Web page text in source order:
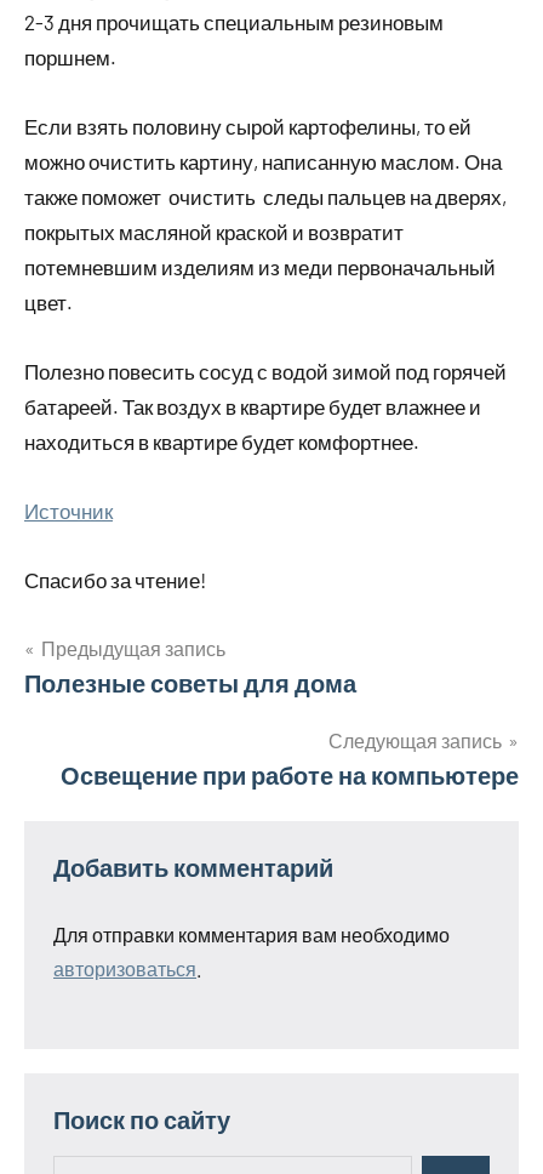
2-3 дня прочищать специальным резиновым
поршнем.
Если взять половину сырой картофелины, то ей
можно очистить картину, написанную маслом. Она
также поможет очистить следы пальцев на дверях,
покрытых масляной краской и возвратит
потемневшим изделиям из меди первоначальный
цвет.
Полезно повесить сосуд с водой зимой под горячей
батареей. Так воздух в квартире будет влажнее и
находиться в квартире будет комфортнее.
Источник
Спасибо за чтение!
Навигация
записям
Предыдущая запись
Полезные советы для дома
Следующая запись
Освещение при работе на компьютере
Добавить комментарий
Для отправки комментария вам необходимо
авторизоваться
Поиск по сайту